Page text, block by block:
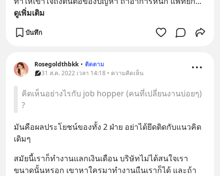
ดูเพิ่มเติม
บันทึก
Rosegoldthbkk • ติดตาม
31 ส.ค. 2022 เวลา 14:18 • ความคิดเห็น
คิดเห็นอย่างไรกับ job hopper (คนที่เปลี่ยนงานบ่อยๆ)
?
มันคือผลประโยชน์ของทั้ง 2 ฝ่าย อย่าได้ยึดติดกับแนวคิด
เดิมๆ
สมัยนี้เราก็ทำงานแลกเงินเดือน บริษัทไม่ได้สนใจเรา
ขนาดนั้นหรอก เขาหาใครมาทำงานแืนเราก็ได้ และถ้า